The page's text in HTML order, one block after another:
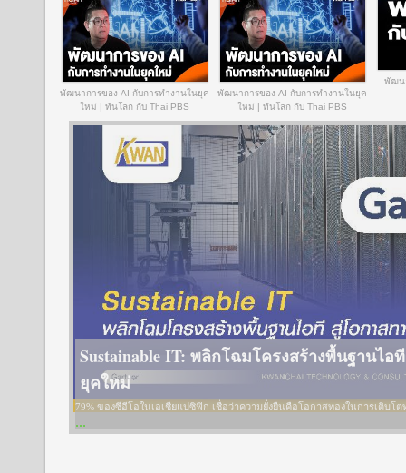
พัฒน
พัฒนาการของ AI กับการทำงานในยุค
ใหม่ | ทันโลก กับ Thai PBS
พัฒนาการของ AI กับการทำงานในยุค
ใหม่ | ทันโลก กับ Thai PBS